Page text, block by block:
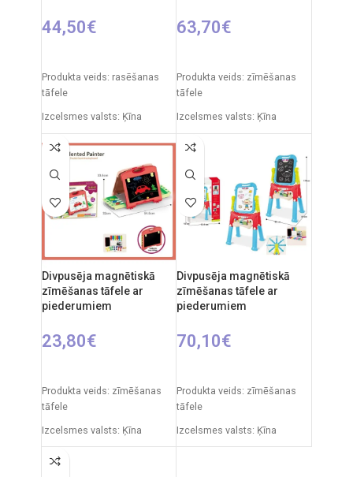
44,50€
Produkta veids: rasēšanas
tāfele
Izcelsmes valsts: Ķīna
Iepakojuma izmēri: 91 x 5 x
55 cm
Produkta izmēri: 86 x 53 x 45
cm
63,70€
Produkta veids: zīmēšanas
tāfele
Izcelsmes valsts: Ķīna
Iepakojuma izmēri: 12 x 53,5
x 61,5 cm
Produkta izmēri: 33 x 58 x 84
cm
Ieteicamais vecums: no 3
Divpusēja magnētiskā
zīmēšanas tāfele ar
piederumiem
23,80€
Produkta veids: zīmēšanas
tāfele
Izcelsmes valsts: Ķīna
35 cm
Divpusēja magnētiskā
zīmēšanas tāfele ar
piederumiem
70,10€
Produkta veids: zīmēšanas
tāfele
Izcelsmes valsts: Ķīna